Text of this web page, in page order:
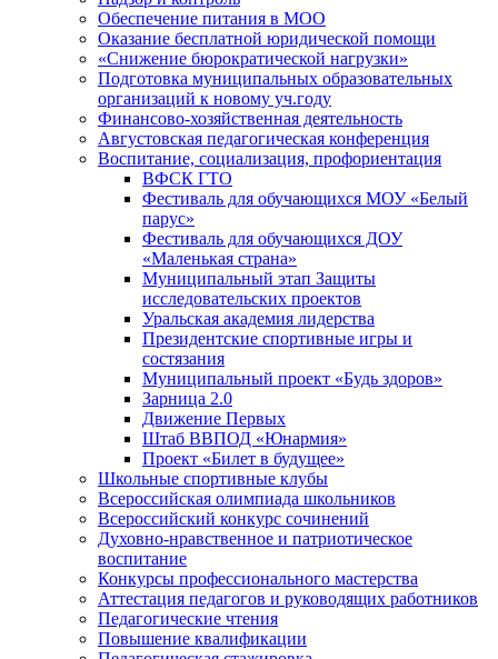
Обеспечение питания в МОО
Оказание бесплатной юридической помощи
«Снижение бюрократической нагрузки»
Подготовка муниципальных образовательных
организаций к новому уч.году
Финансово-хозяйственная деятельность
Августовская педагогическая конференция
Воспитание, социализация, профориентация
ВФСК ГТО
Фестиваль для обучающихся МОУ «Белый
парус»
Фестиваль для обучающихся ДОУ
«Маленькая страна»
Муниципальный этап Защиты
исследовательских проектов
Уральская академия лидерства
Президентские спортивные игры и
состязания
Муниципальный проект «Будь здоров»
Зарница 2.0
Движение Первых
Штаб ВВПОД «Юнармия»
Проект «Билет в будущее»
Школьные спортивные клубы
Всероссийская олимпиада школьников
Всероссийский конкурс сочинений
Духовно-нравственное и патриотическое
воспитание
Конкурсы профессионального мастерства
Аттестация педагогов и руководящих работников
Педагогические чтения
Повышение квалификации